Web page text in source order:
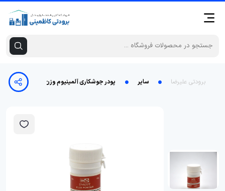
برودتی علیرضا سایر پودر جوشکاری آلمینیوم وزن 20 گرم